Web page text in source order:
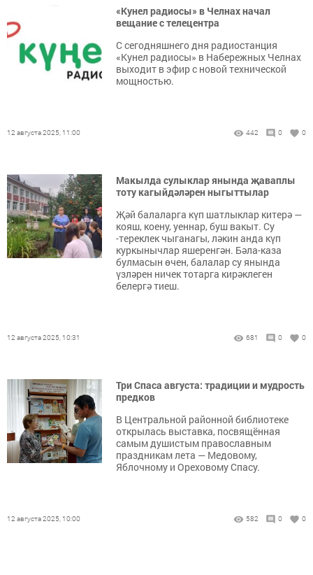
«Кунел радиосы» в Челнах начал
вещание с телецентра
С сегодняшнего дня радиостанция
«Кунел радиосы» в Набережных Челнах
выходит в эфир с новой технической
мощностью.
12 августа 2025, 11:00 442 0 0
Макылда сулыклар янында җаваплы
тоту кагыйдәләрен ныгыттылар
Җәй балаларга күп шатлыклар китерә —
кояш, коену, уеннар, буш вакыт. Су
-тереклек чыганагы, ләкин анда күп
куркынычлар яшеренгән. Бәла-каза
булмасын өчен, балалар су янында
үзләрен ничек тотарга кирәклеген
белергә тиеш.
12 августа 2025, 10:31 681 0 0
Три Спаса августа: традиции и мудрость
предков
В Центральной районной библиотеке
открылась выставка, посвящённая
самым душистым православным
праздникам лета — Медовому,
Яблочному и Ореховому Спасу.
12 августа 2025, 10:00 582 0 0